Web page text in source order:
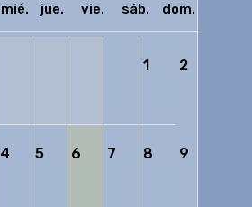
mié. jue. vie. sáb. dom.
1 2
4 5 6 7 8 9